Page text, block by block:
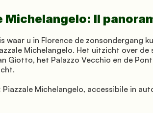
Michelangelo: Il
waar u in Florence de zonsondergang
Michelangelo. Het uitzicht over
Giotto, het Palazzo Vecchio en de
Piazzale Michelangelo, accessibile in